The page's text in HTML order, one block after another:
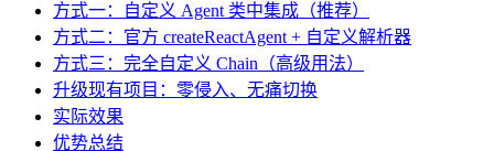
方式一：自定义 Agent 类中集成（推荐）
方式二：官方 createReactAgent + 自定义解析器
方式三：完全自定义 Chain（高级用法）
升级现有项目：零侵入、无痛切换
实际效果
优势总结